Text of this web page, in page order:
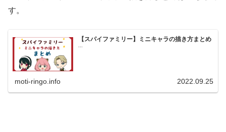
す。
【スパイファミリー】ミニキャラの描き方まとめ
...
moti-ringo.info 2022.09.25